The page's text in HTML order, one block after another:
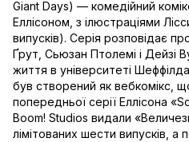
Giant Days) — комедійний
Еллісоном, з ілюстраціями
випусків). Серія розповідає
Ґрут, Сьюзан Птолемі і Дейзі
життя в університеті
був створений як вебкомікс,
попередньої серії Еллісона
Boom! Studios видали
лімітованих шести випусків, а